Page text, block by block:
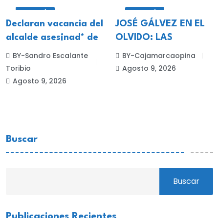
Declaran vacancia del
alcalde ases¡nad* de
BY-Sandro Escalante
Toribio
Agosto 9, 2026
JOSÉ GÁLVEZ EN EL
OLVIDO: LAS
BY-Cajamarcaopina
Agosto 9, 2026
Buscar
Buscar